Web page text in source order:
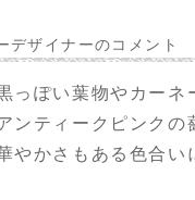
デザイナーのコメント
っぽい葉物やカー
ンティークピンク
やかさもある色合い